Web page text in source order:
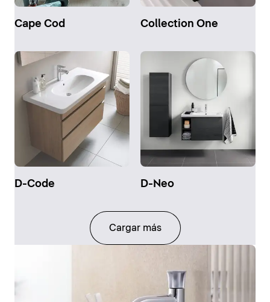
Cape Cod Collection One
D-Code D-Neo
Cargar más